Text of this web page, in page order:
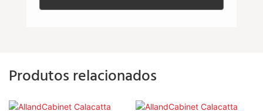
Produtos relacionados